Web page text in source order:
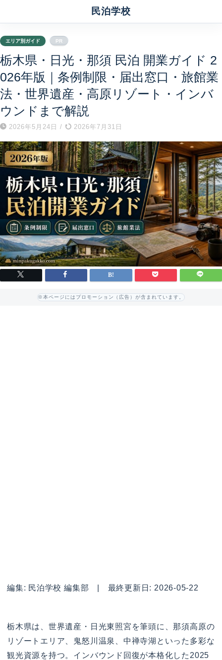
民泊学校
エリア別ガイド PR
栃木県・日光・那須 民泊 開業ガイド 2
026年版｜条例制限・届出窓口・旅館業
法・世界遺産・高原リゾート・インバ
ウンドまで解説
2026年5月24日 / 2026年7月31日
※本ページにはプロモーション（広告）が含まれています。
編集: 民泊学校 編集部 | 最終更新日: 2026-05-22
栃木県は、世界遺産・日光東照宮を筆頭に、那須高原の
リゾートエリア、鬼怒川温泉、中禅寺湖といった多彩な
観光資源を持つ。インバウンド回復が本格化した2025